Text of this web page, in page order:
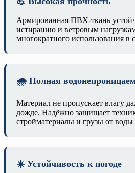
Армированная ПВХ-ткань
истиранию и ветровым
многократного использования в
🌧️ Полная
Материал не пропускает влагу
дожде. Надёжно защищает
стройматериалы и грузы от воды
☀️ Устойчивость к погоде